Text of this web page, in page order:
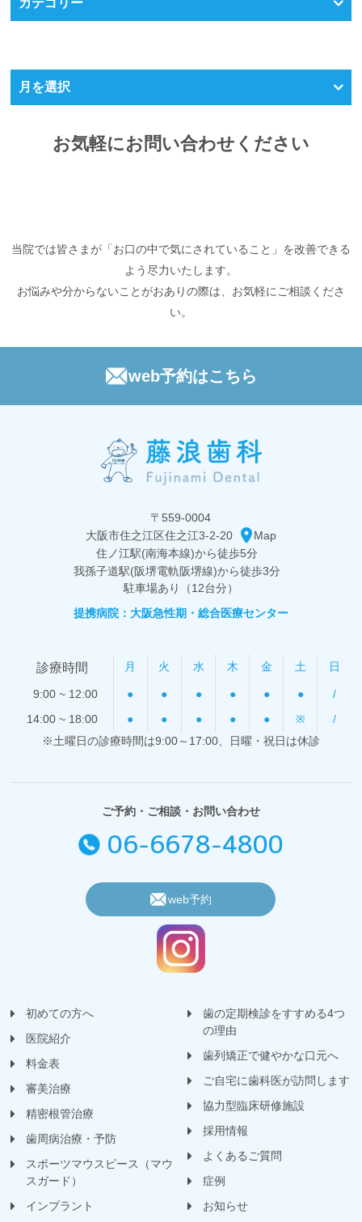
カテゴリー
月を選択
お気軽にお問い合わせください
当院では皆さまが「お口の中で気にされていること」を改善できる
よう尽力いたします。
お悩みや分からないことがおありの際は、お気軽にご相談くださ
い。
web予約はこちら
〒559-0004
大阪市住之江区住之江3-2-20
Map
住ノ江駅(南海本線)から徒歩5分
我孫子道駅(阪堺電軌阪堺線)から徒歩3分
駐車場あり（12台分）
提携病院：大阪急性期・総合医療センター
診療時間 月 火 水 木 金 土 日
9:00 ~ 12:00 ● ● ● ● ● ●
/
14:00 ~ 18:00
● ● ● ● ● ※
/
※土曜日の診療時間は9:00～17:00、日曜・祝日は休診
ご予約・ご相談・お問い合わせ
06-6678-4800
web予約
初めての方へ
医院紹介
料金表
審美治療
精密根管治療
歯周病治療・予防
スポーツマウスピース（マウ
スガード）
インプラント
歯の定期検診をすすめる4つ
の理由
歯列矯正で健やかな口元へ
ご自宅に歯科医が訪問します
協力型臨床研修施設
採用情報
よくあるご質問
症例
お知らせ